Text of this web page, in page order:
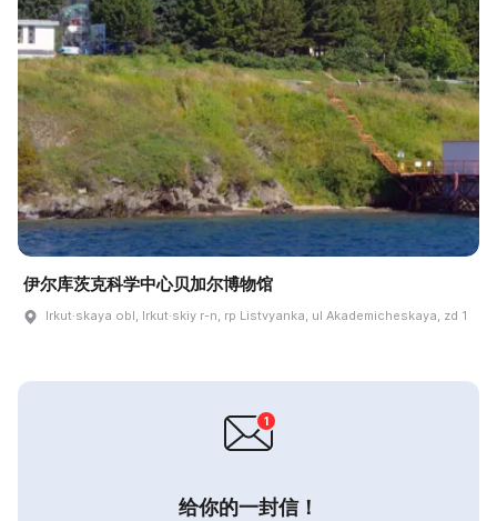
伊尔库茨克科学中心贝加尔博物馆
Irkut·skaya obl, Irkut·skiy r-n, rp Listvyanka, ul Akademicheskaya, zd 1
给你的一封信！